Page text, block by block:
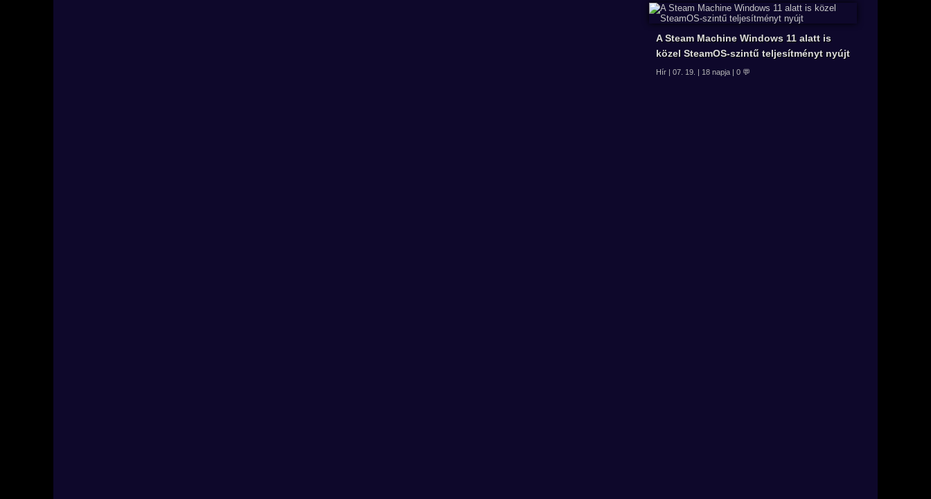
A Steam Machine Windows 11 alatt is
közel SteamOS-szintű teljesítményt nyújt
Hír | 07. 19. | 18 napja | 0 💬